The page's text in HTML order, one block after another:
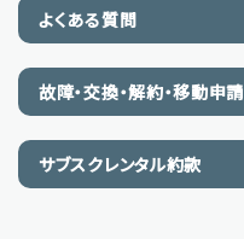
よくある質問
故障・交換・解約・移動申請
サブスクレンタル約款